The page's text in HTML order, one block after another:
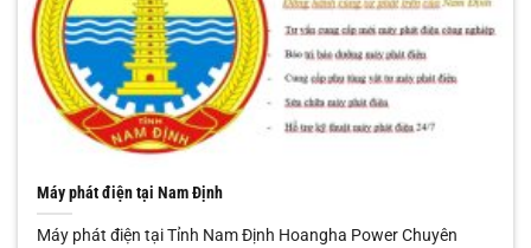
Máy phát điện tại Nam Định
Máy phát điện tại Tỉnh Nam Định Hoangha Power Chuyên